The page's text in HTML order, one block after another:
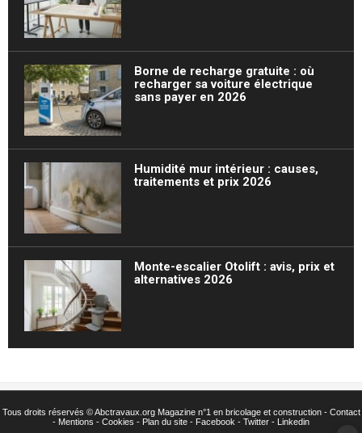
Borne de recharge gratuite : où
recharger sa voiture électrique
sans payer en 2026
Humidité mur intérieur : causes,
traitements et prix 2026
Monte-escalier Otolift : avis, prix et
alternatives 2026
Tous droits réservés ©Abctravaux.org Magazine n°1 en bricolage et construction - Contact
- Mentions - Cookies - Plan du site - Facebook - Twitter - Linkedin